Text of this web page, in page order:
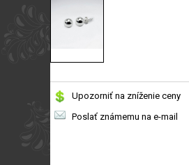
Upozorniť na zníženie ceny
Poslať známemu na e-mail